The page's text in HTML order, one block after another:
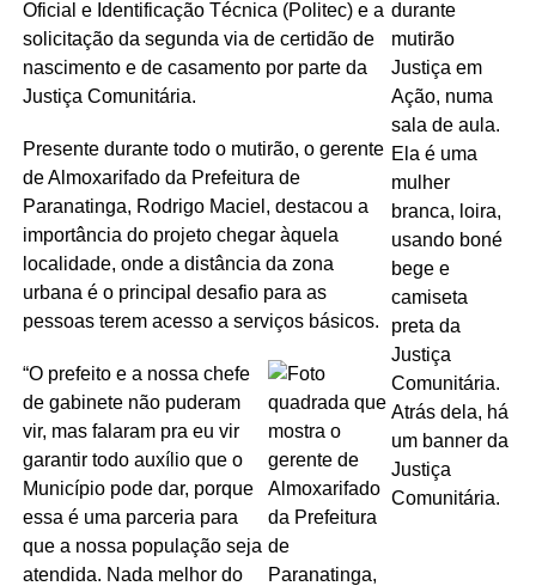
Oficial e Identificação Técnica (Politec) e a
solicitação da segunda via de certidão de
nascimento e de casamento por parte da
Justiça Comunitária.
Presente durante todo o mutirão, o gerente
de Almoxarifado da Prefeitura de
Paranatinga, Rodrigo Maciel, destacou a
importância do projeto chegar àquela
localidade, onde a distância da zona
urbana é o principal desafio para as
pessoas terem acesso a serviços básicos.
“O prefeito e a nossa chefe
de gabinete não puderam
vir, mas falaram pra eu vir
garantir todo auxílio que o
Município pode dar, porque
essa é uma parceria para
que a nossa população seja
atendida. Nada melhor do